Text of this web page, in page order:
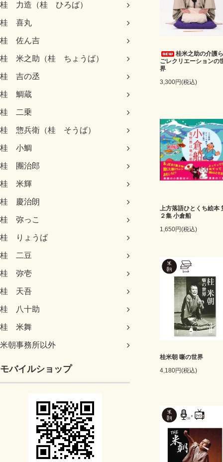
桂 力造（桂 ひろば）
桂 喜丸
桂 佐ん吉
桂 米之助（桂 ちょうば）
桂 吉の丞
桂 鯛蔵
桂 二乗
桂 惣兵衛（桂 そうば）
桂 小鯛
桂 團治郎
桂 米輝
桂 慶治朗
桂 弥っこ
桂 りょうば
桂 二豆
桂 弥壱
桂 天吾
桂 八十助
桂 米舞
米朝事務所以外
モバイルショップ
桂米之助の介護
ごレクリエーションの
界
3,300円(税込)
上方落語ひとくち絵本
２集 小倉船
1,650円(税込)
桂米朝 噺の世界
4,180円(税込)